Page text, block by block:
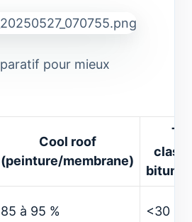
pour mieux
Cool roof
(peinture/membrane)
85 à 95 % <30 %